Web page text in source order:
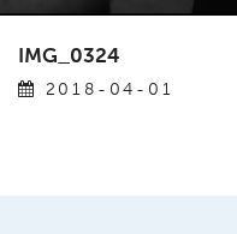
IMG_0324
2018-04-01